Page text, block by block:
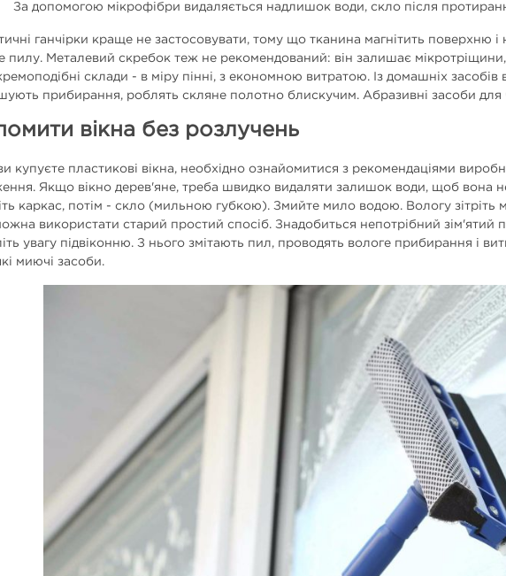
За допомогою мікрофібри видаляється надлишок води, скло після
ганчірки краще не застосовувати, тому що тканина магнітить поверхню
пилу. Металевий скребок теж не рекомендований: він залишає мікротріщини,
кремоподібні склади - в міру пінні, з економною витратою. Із домашніх
прибирання, роблять скляне полотно блискучим. Абразивні засоби для
вікна без розлучень
купуєте пластикові вікна, необхідно ознайомитися з рекомендаціями
Якщо вікно дерев'яне, треба швидко видаляти залишок води, щоб вона
каркас, потім - скло (мильною губкою). Змийте мило водою. Вологу
використати старий простий спосіб. Знадобиться непотрібний зім'ятий
увагу підвіконню. З нього змітають пил, проводять вологе прибирання і
миючі засоби.